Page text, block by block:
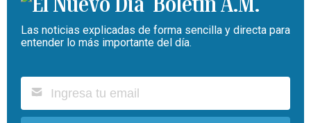
Las noticias explicadas de forma sencilla y directa para
entender lo más importante del día.